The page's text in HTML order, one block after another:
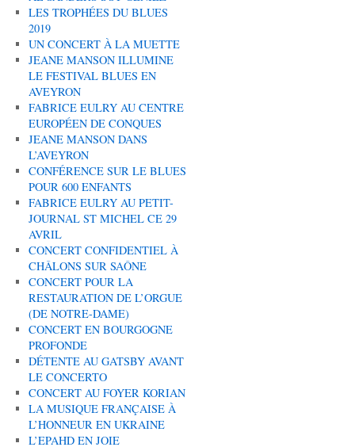
LES TROPHÉES DU BLUES
2019
UN CONCERT À LA MUETTE
JEANE MANSON ILLUMINE
LE FESTIVAL BLUES EN
AVEYRON
FABRICE EULRY AU CENTRE
EUROPÉEN DE CONQUES
JEANE MANSON DANS
L’AVEYRON
CONFÉRENCE SUR LE BLUES
POUR 600 ENFANTS
FABRICE EULRY AU PETIT-
JOURNAL ST MICHEL CE 29
AVRIL
CONCERT CONFIDENTIEL À
CHÂLONS SUR SAÔNE
CONCERT POUR LA
RESTAURATION DE L’ORGUE
(DE NOTRE-DAME)
CONCERT EN BOURGOGNE
PROFONDE
DÉTENTE AU GATSBY AVANT
LE CONCERTO
CONCERT AU FOYER KORIAN
LA MUSIQUE FRANÇAISE À
L’HONNEUR EN UKRAINE
L’EPAHD EN JOIE